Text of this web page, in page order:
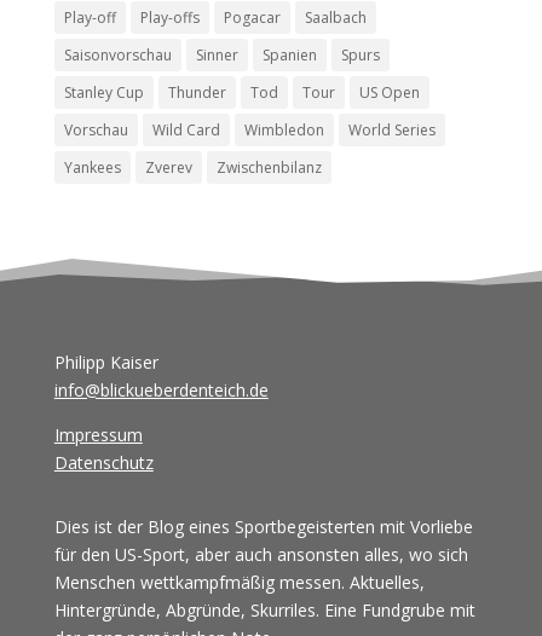
Play-off
Play-offs Pogacar
Saalbach
Saisonvorschau
Sinner Spanien
Spurs
Stanley Cup
Thunder Tod Tour
US Open
Vorschau
Wild Card Wimbledon
World Series
Yankees
Zverev Zwischenbilanz
Philipp Kaiser
info@blickueberdenteich.de
Impressum
Datenschutz
Dies ist der Blog eines Sportbegeisterten mit Vorliebe
für den US-Sport, aber auch ansonsten alles, wo sich
Menschen wettkampfmäßig messen. Aktuelles,
Hintergründe, Abgründe, Skurriles. Eine Fundgrube mit